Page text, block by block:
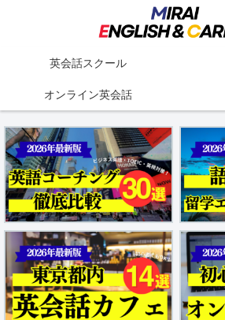
英会話スクール
オンライン英会話